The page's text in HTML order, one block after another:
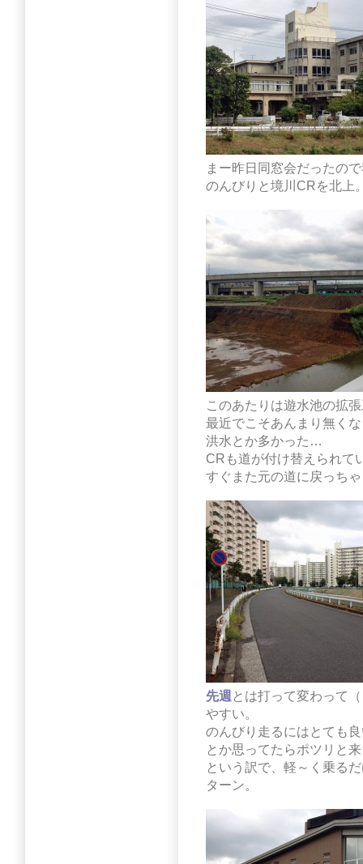
まー昨日同窓会だったの
のんびりと境川CRを北上
このあたりは遊水池の拡
最近でこそあんまり無く
洪水とか多かった…
CRも道が付け替えられて
すぐまた元の道に戻っち
先週 とは打って変わって
やすい。
のんびり走るにはとても
とか思ってたらポツリと
という訳で、軽～く乗る
ターン。